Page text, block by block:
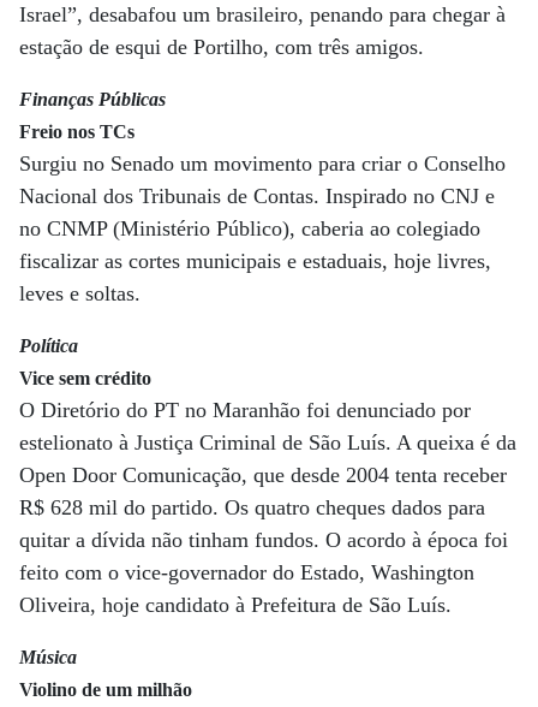
Israel”, desabafou um brasileiro, penando para chegar à
estação de esqui de Portilho, com três amigos.
Finanças Públicas
Freio nos TCs
Surgiu no Senado um movimento para criar o Conselho
Nacional dos Tribunais de Contas. Inspirado no CNJ e
no CNMP (Ministério Público), caberia ao colegiado
fiscalizar as cortes municipais e estaduais, hoje livres,
leves e soltas.
Política
Vice sem crédito
O Diretório do PT no Maranhão foi denunciado por
estelionato à Justiça Criminal de São Luís. A queixa é da
Open Door Comunicação, que desde 2004 tenta receber
R$ 628 mil do partido. Os quatro cheques dados para
quitar a dívida não tinham fundos. O acordo à época foi
feito com o vice-governador do Estado, Washington
Oliveira, hoje candidato à Prefeitura de São Luís.
Música
Violino de um milhão